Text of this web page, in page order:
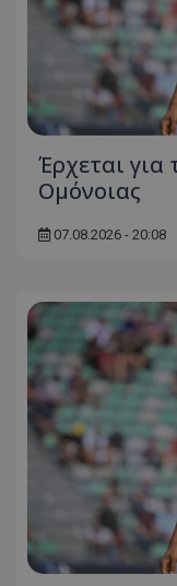
Έρχεται για
Ομόνοιας
07.08.2026 - 20:08